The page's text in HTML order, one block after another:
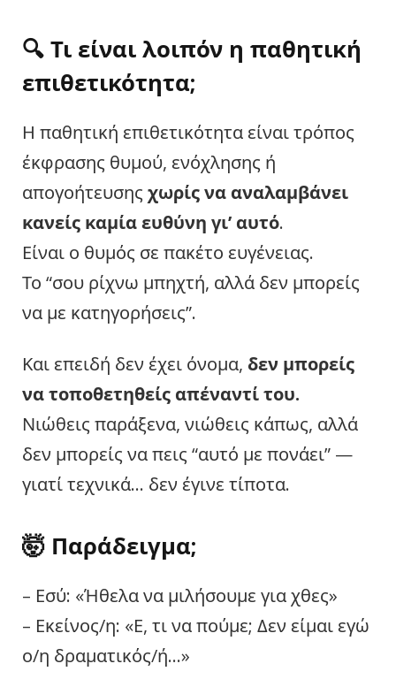
🔍 Τι είναι λοιπόν η παθητική
επιθετικότητα;
Η παθητική επιθετικότητα είναι τρόπος
έκφρασης θυμού, ενόχλησης ή
απογοήτευσης χωρίς να αναλαμβάνει
κανείς καμία ευθύνη γι’ αυτό.
Είναι ο θυμός σε πακέτο ευγένειας.
Το “σου ρίχνω μπηχτή, αλλά δεν μπορείς
να με κατηγορήσεις”.
Και επειδή δεν έχει όνομα, δεν μπορείς
να τοποθετηθείς απέναντί του.
Νιώθεις παράξενα, νιώθεις κάπως, αλλά
δεν μπορείς να πεις “αυτό με πονάει” —
γιατί τεχνικά… δεν έγινε τίποτα.
🤯 Παράδειγμα;
– Εσύ: «Ήθελα να μιλήσουμε για χθες»
– Εκείνος/η: «Ε, τι να πούμε; Δεν είμαι εγώ
ο/η δραματικός/ή…»